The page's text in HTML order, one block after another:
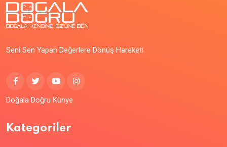
Seni Sen Yapan Değerlere Dönüş Hareketi
Doğala Doğru Künye
Kategoriler